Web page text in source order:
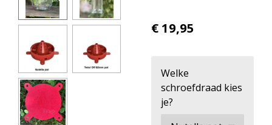
€ 19,95
Welke
schroefdraad kies
je?